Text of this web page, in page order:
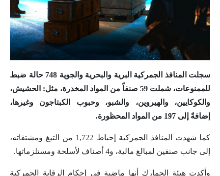
سجلت المنافذ الجمركية البرية والبحرية والجوية 748 حالة ضبط
للممنوعات، شملت 59 صنفاً من المواد المخدرة، مثل: الحشيش،
والكوكايين، والهيروين، والشبو، وحبوب الكبتاجون وغيرها،
إضافةً إلى 197 من المواد المحظورة.
كما شهدت المنافذ الجمركية إحباط 1,722 من التبغ ومشتقاته،
إلى جانب صنفين لمبالغ مالية، و4 أصناف لأسلحة ومستلزماتها.
وأكدت هيئة الجمارك أنها ماضية في إحكام الرقابة الجمركية